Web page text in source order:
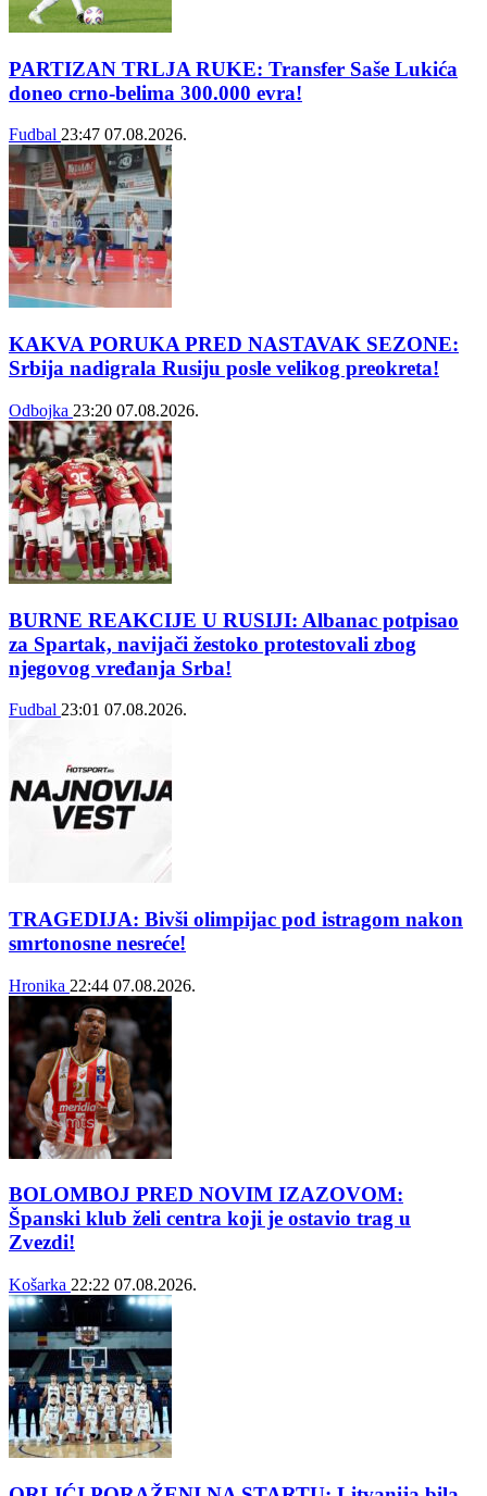
PARTIZAN TRLJA RUKE: Transfer Saše Lukića
doneo crno-belima 300.000 evra!
Fudbal 23:47 07.08.2026.
KAKVA PORUKA PRED NASTAVAK SEZONE:
Srbija nadigrala Rusiju posle velikog preokreta!
Odbojka 23:20 07.08.2026.
BURNE REAKCIJE U RUSIJI: Albanac potpisao
za Spartak, navijači žestoko protestovali zbog
njegovog vređanja Srba!
Fudbal 23:01 07.08.2026.
TRAGEDIJA: Bivši olimpijac pod istragom nakon
smrtonosne nesreće!
Hronika 22:44 07.08.2026.
BOLOMBOJ PRED NOVIM IZAZOVOM:
Španski klub želi centra koji je ostavio trag u
Zvezdi!
Košarka 22:22 07.08.2026.